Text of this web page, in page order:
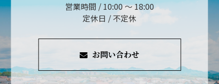
営業時間 / 10:00 ～ 18:00
定休日 / 不定休
お問い合わせ